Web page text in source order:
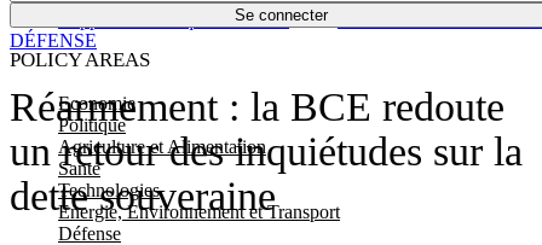
Se connecter
POLICY AREAS
Economie
Politique
Agriculture et Alimentation
Santé
Technologies
Energie, Environnement et Transport
Défense
Économie
Réarmement : la BCE redoute
un retour des inquiétudes sur la
dette souveraine
DÉFENSE